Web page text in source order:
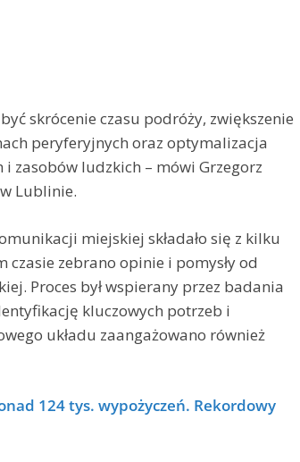
skrócenie czasu podróży, zwiększenie
peryferyjnych oraz optymalizacja
zasobów ludzkich – mówi Grzegorz
Lublinie.
miejskiej składało się z kilku
czasie zebrano opinie i pomysły od
Proces był wspierany przez badania
kluczowych potrzeb i
układu zaangażowano również
124 tys. wypożyczeń. Rekordowy